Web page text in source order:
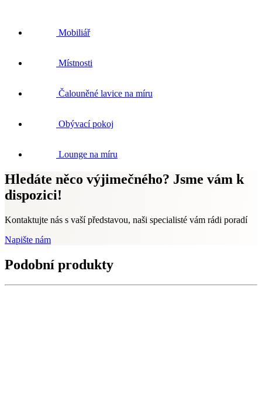
Mobiliář
Místnosti
Čalouněné lavice na míru
Obývací pokoj
Lounge na míru
Hledáte něco výjimečného? Jsme vám k
dispozici!
Kontaktujte nás s vaší představou, naši specialisté vám rádi poradí
Napište nám
Podobní produkty